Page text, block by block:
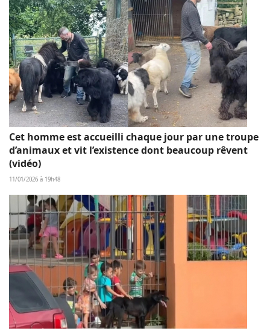
Cet homme est accueilli chaque jour par une troupe
d’animaux et vit l’existence dont beaucoup rêvent
(vidéo)
11/01/2026 à 19h48